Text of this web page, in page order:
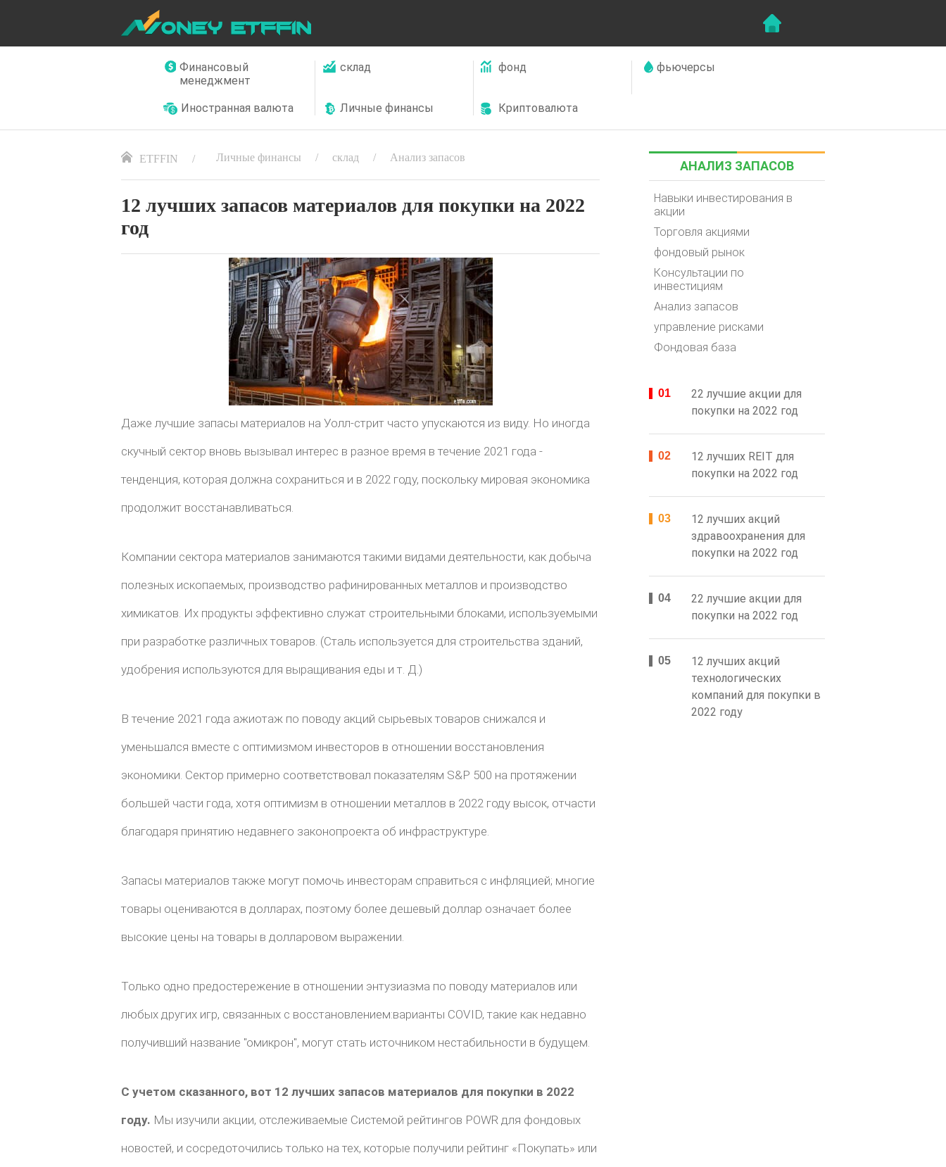
Финансовый
менеджмент
склад фонд фьючерсы
Иностранная валюта Личные финансы Криптовалюта
ETFFIN Личные финансы склад Анализ запасов
12 лучших запасов материалов для покупки на 2022
год
Даже лучшие запасы материалов на Уолл-стрит часто упускаются из виду. Но иногда
скучный сектор вновь вызывал интерес в разное время в течение 2021 года -
тенденция, которая должна сохраниться и в 2022 году, поскольку мировая экономика
продолжит восстанавливаться.
Компании сектора материалов занимаются такими видами деятельности, как добыча
полезных ископаемых, производство рафинированных металлов и производство
химикатов. Их продукты эффективно служат строительными блоками, используемыми
при разработке различных товаров. (Сталь используется для строительства зданий,
удобрения используются для выращивания еды и т. Д.)
В течение 2021 года ажиотаж по поводу акций сырьевых товаров снижался и
уменьшался вместе с оптимизмом инвесторов в отношении восстановления
экономики. Сектор примерно соответствовал показателям S&P 500 на протяжении
большей части года, хотя оптимизм в отношении металлов в 2022 году высок, отчасти
благодаря принятию недавнего законопроекта об инфраструктуре.
Запасы материалов также могут помочь инвесторам справиться с инфляцией; многие
товары оцениваются в долларах, поэтому более дешевый доллар означает более
высокие цены на товары в долларовом выражении.
Только одно предостережение в отношении энтузиазма по поводу материалов или
любых других игр, связанных с восстановлением:варианты COVID, такие как недавно
получивший название "омикрон", могут стать источником нестабильности в будущем.
С учетом сказанного, вот 12 лучших запасов материалов для покупки в 2022
году. Мы изучили акции, отслеживаемые Системой рейтингов POWR для фондовых
новостей, и сосредоточились только на тех, которые получили рейтинг «Покупать» или
АНАЛИЗ ЗАПАСОВ
Навыки инвестирования в
акции
Торговля акциями
фондовый рынок
Консультации по
инвестициям
Анализ запасов
управление рисками
Фондовая база
22 лучшие акции для
покупки на 2022 год
12 лучших REIT для
покупки на 2022 год
12 лучших акций
здравоохранения для
покупки на 2022 год
22 лучшие акции для
покупки на 2022 год
12 лучших акций
технологических
компаний для покупки в
2022 году